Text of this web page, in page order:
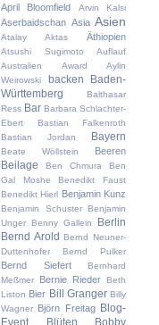
April Bloomfield Arvin Kalsi
Aserbaidschan Asia Asien
Atalay Aktas Äthiopien
Atsushi Sugimoto
Auflauf
Australien
Award
Aylin
Weirowski
backen
Baden-
Württemberg
Balthasar
Ress Bar Barbara Schlachter-
Ebert
Bastian Falkenroth
Bastian Jordan
Bayern
Beate Wöllstein Beeren
Beilage Ben Chmura
Ben
Gal Moshe
Benedikt Faust
Benedikt Hierl Benjamin Kunz
Benjamin Schuster
Benjamin
Unger
Benny Gallein
Berlin
Bernd Arold Bernd Neuner-
Duttenhofer
Bernd Pulker
Bernd Siefert
Bernhard
Meßmer
Bernie Rieder
Beth
Liston Bier Bill Granger Billy
Wagner Björn Freitag Blog-
Event
Blüten
Bobby